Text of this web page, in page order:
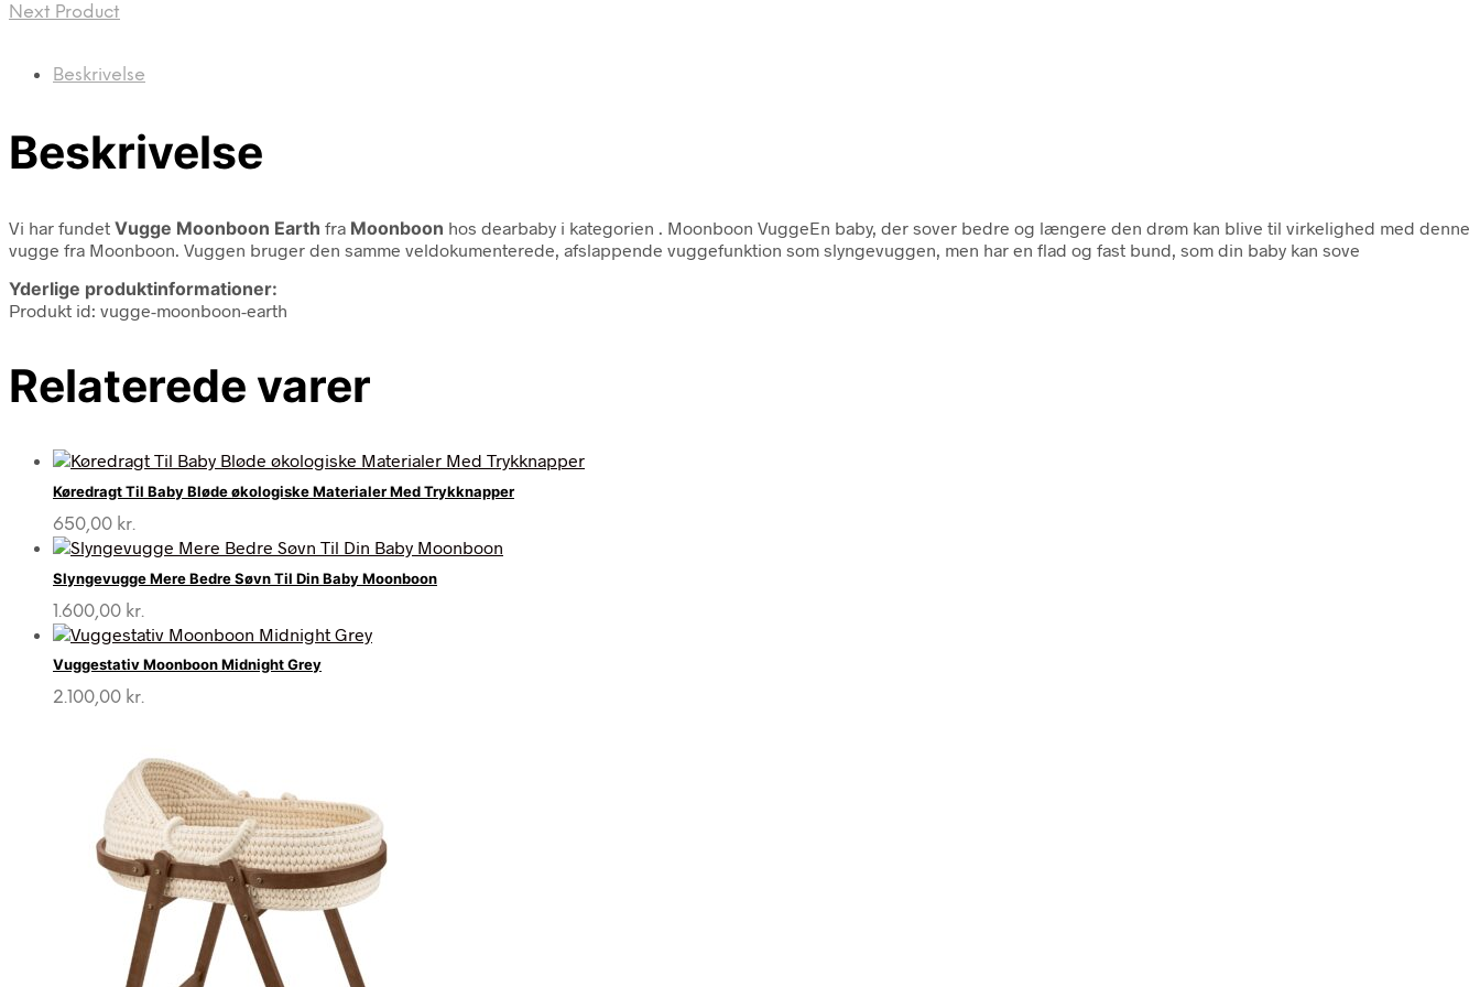
Next Product
Beskrivelse
Beskrivelse
Vi har fundet Vugge Moonboon Earth fra Moonboon hos dearbaby i kategorien
. Moonboon VuggeEn baby, der sover bedre og længere den drøm kan blive til virkelighed med denne
vugge fra Moonboon. Vuggen bruger den samme veldokumenterede, afslappende vuggefunktion som slyngevuggen, men har en flad og fast bund, som din baby kan sove
Yderlige produktinformationer:
Produkt id: vugge-moonboon-earth
Relaterede varer
Køredragt Til Baby Bløde økologiske Materialer Med Trykknapper
650,00 kr.
Slyngevugge Mere Bedre Søvn Til Din Baby Moonboon
1.600,00 kr.
Vuggestativ Moonboon Midnight Grey
2.100,00 kr.